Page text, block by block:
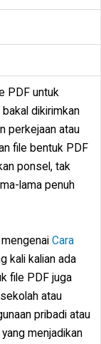
PDF untuk
dikirimkan
perkejaan atau
file bentuk PDF
ponsel, tak
lama penuh
Cara
kali kalian ada
file PDF juga
atau
pribadi atau
menjadikan